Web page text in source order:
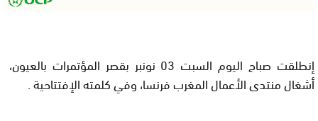
إنطلقت صباح اليوم السبت 03 نونبر بقصر المؤتمرات بالعيون،
أشغال منتدى الأعمال المغرب فرنسا، وفي كلمته الإفتتاحية .